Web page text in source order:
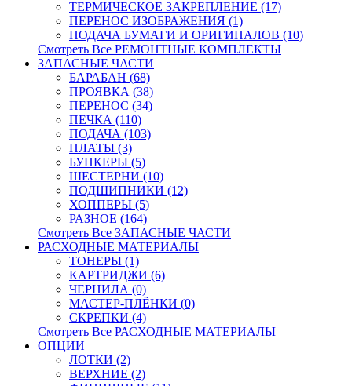
ТЕРМИЧЕСКОЕ ЗАКРЕПЛЕНИЕ (17)
ПЕРЕНОС ИЗОБРАЖЕНИЯ (1)
ПОДАЧА БУМАГИ И ОРИГИНАЛОВ (10)
Смотреть Все РЕМОНТНЫЕ КОМПЛЕКТЫ
ЗАПАСНЫЕ ЧАСТИ
БАРАБАН (68)
ПРОЯВКА (38)
ПЕРЕНОС (34)
ПЕЧКА (110)
ПОДАЧА (103)
ПЛАТЫ (3)
БУНКЕРЫ (5)
ШЕСТЕРНИ (10)
ПОДШИПНИКИ (12)
ХОППЕРЫ (5)
РАЗНОЕ (164)
Смотреть Все ЗАПАСНЫЕ ЧАСТИ
РАСХОДНЫЕ МАТЕРИАЛЫ
ТОНЕРЫ (1)
КАРТРИДЖИ (6)
ЧЕРНИЛА (0)
МАСТЕР-ПЛЁНКИ (0)
СКРЕПКИ (4)
Смотреть Все РАСХОДНЫЕ МАТЕРИАЛЫ
ОПЦИИ
ЛОТКИ (2)
ВЕРХНИЕ (2)